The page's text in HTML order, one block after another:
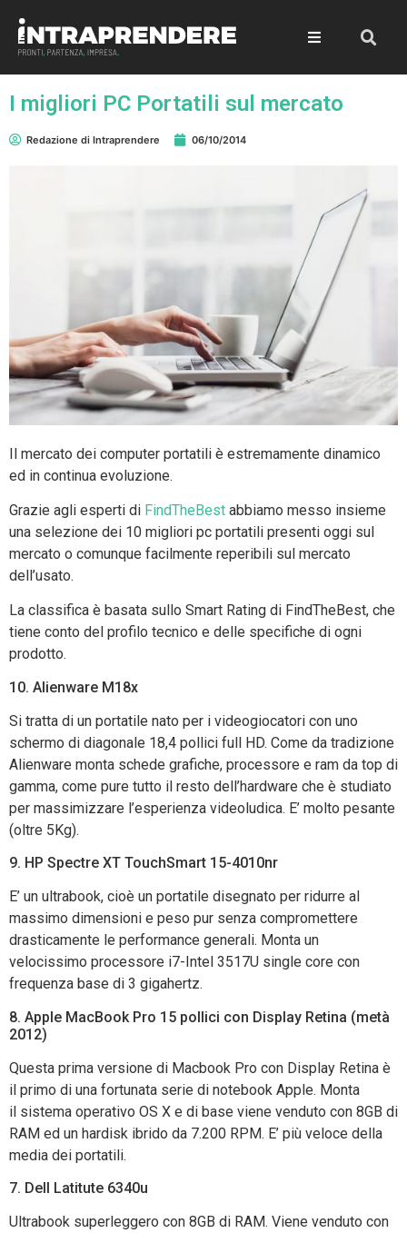
I migliori PC Portatili sul mercato
Redazione di Intraprendere 06/10/2014
Il mercato dei computer portatili è estremamente dinamico
ed in continua evoluzione.
Grazie agli esperti di FindTheBest abbiamo messo insieme
una selezione dei 10 migliori pc portatili presenti oggi sul
mercato o comunque facilmente reperibili sul mercato
dell’usato.
La classifica è basata sullo Smart Rating di FindTheBest, che
tiene conto del profilo tecnico e delle specifiche di ogni
prodotto.
10. Alienware M18x
Si tratta di un portatile nato per i videogiocatori con uno
schermo di diagonale 18,4 pollici full HD. Come da tradizione
Alienware monta schede grafiche, processore e ram da top di
gamma, come pure tutto il resto dell’hardware che è studiato
per massimizzare l’esperienza videoludica. E’ molto pesante
(oltre 5Kg).
9. HP Spectre XT TouchSmart 15-4010nr
E’ un ultrabook, cioè un portatile disegnato per ridurre al
massimo dimensioni e peso pur senza compromettere
drasticamente le performance generali. Monta un
velocissimo processore i7-Intel 3517U single core con
frequenza base di 3 gigahertz.
8. Apple MacBook Pro 15 pollici con Display Retina (metà
2012)
Questa prima versione di Macbook Pro con Display Retina è
il primo di una fortunata serie di notebook Apple. Monta
il sistema operativo OS X e di base viene venduto con 8GB di
RAM ed un hardisk ibrido da 7.200 RPM. E’ più veloce della
media dei portatili.
7. Dell Latitute 6340u
Ultrabook superleggero con 8GB di RAM. Viene venduto con